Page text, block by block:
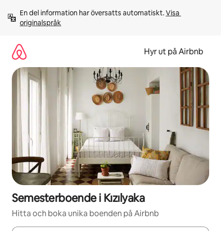
innehåll
En del information har översatts automatiskt. Visa
originalspråk
Hyr ut på Airbnb
Semesterboende i Kızılyaka
Hitta och boka unika boenden på Airbnb